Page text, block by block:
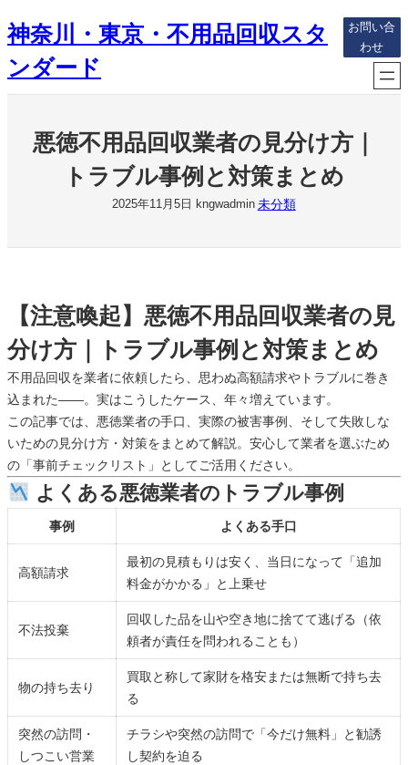
容
を
ス
神奈川・東京・不用品回収スタ
ンダード
お問い合
わせ
悪徳不用品回収業者の見分け方｜
トラブル事例と対策まとめ
2025年11月5日 kngwadmin 未分類
【注意喚起】悪徳不用品回収業者の見
分け方｜トラブル事例と対策まとめ
不用品回収を業者に依頼したら、思わぬ高額請求やトラブルに巻き
込まれた――。実はこうしたケース、年々増えています。
この記事では、悪徳業者の手口、実際の被害事例、そして失敗しな
いための見分け方・対策をまとめて解説。安心して業者を選ぶため
の「事前チェックリスト」としてご活用ください。
よくある悪徳業者のトラブル事例
事例 よくある手口
高額請求
最初の見積もりは安く、当日になって「追加
料金がかかる」と上乗せ
不法投棄
回収した品を山や空き地に捨てて逃げる（依
頼者が責任を問われることも）
物の持ち去り
買取と称して家財を格安または無断で持ち去
る
突然の訪問・
しつこい営業
チラシや突然の訪問で「今だけ無料」と勧誘
し契約を迫る